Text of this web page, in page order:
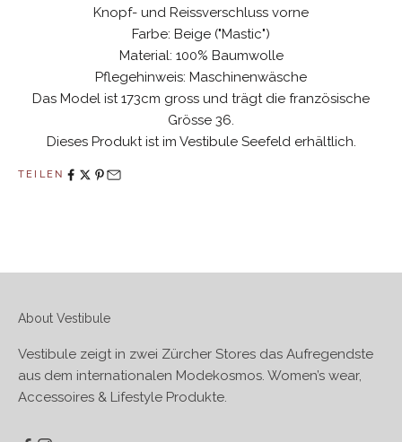
Knopf- und Reissverschluss vorne
Farbe: Beige ("Mastic")
Material: 100% Baumwolle
Pflegehinweis: Maschinenwäsche
Das Model ist 173cm gross und trägt die französische
Grösse 36.
Dieses Produkt ist im Vestibule Seefeld erhältlich.
TEILEN
About Vestibule
Vestibule zeigt in zwei Zürcher Stores das Aufregendste
aus dem internationalen Modekosmos. Women’s wear,
Accessoires & Lifestyle Produkte.